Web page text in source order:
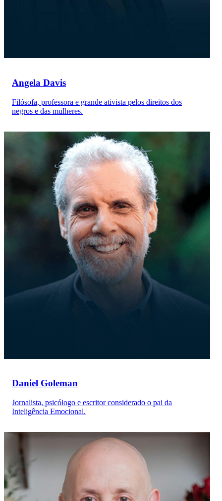
Angela Davis
Filósofa, professora e grande ativista pelos direitos dos
negros e das mulheres.
Daniel Goleman
Jornalista, psicólogo e escritor considerado o pai da
Inteligência Emocional.